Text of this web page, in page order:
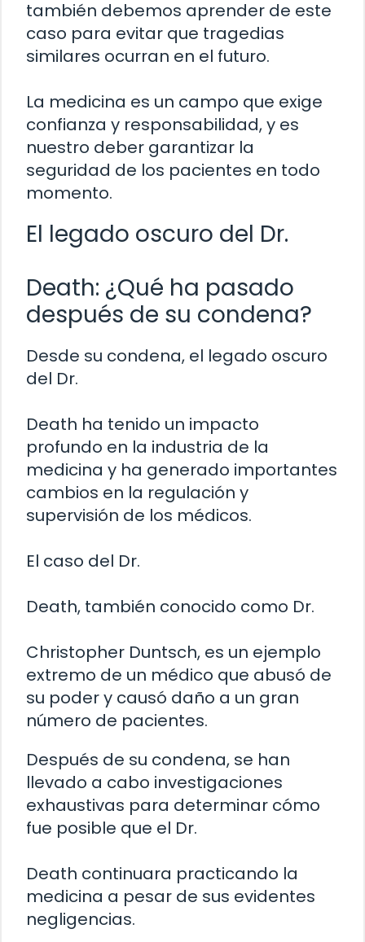
también debemos aprender de este
caso para evitar que tragedias
similares ocurran en el futuro.
La medicina es un campo que exige
confianza y responsabilidad, y es
nuestro deber garantizar la
seguridad de los pacientes en todo
momento.
El legado oscuro del Dr.
Death: ¿Qué ha pasado
después de su condena?
Desde su condena, el legado oscuro
del Dr.
Death ha tenido un impacto
profundo en la industria de la
medicina y ha generado importantes
cambios en la regulación y
supervisión de los médicos.
El caso del Dr.
Death, también conocido como Dr.
Christopher Duntsch, es un ejemplo
extremo de un médico que abusó de
su poder y causó daño a un gran
número de pacientes.
Después de su condena, se han
llevado a cabo investigaciones
exhaustivas para determinar cómo
fue posible que el Dr.
Death continuara practicando la
medicina a pesar de sus evidentes
negligencias.